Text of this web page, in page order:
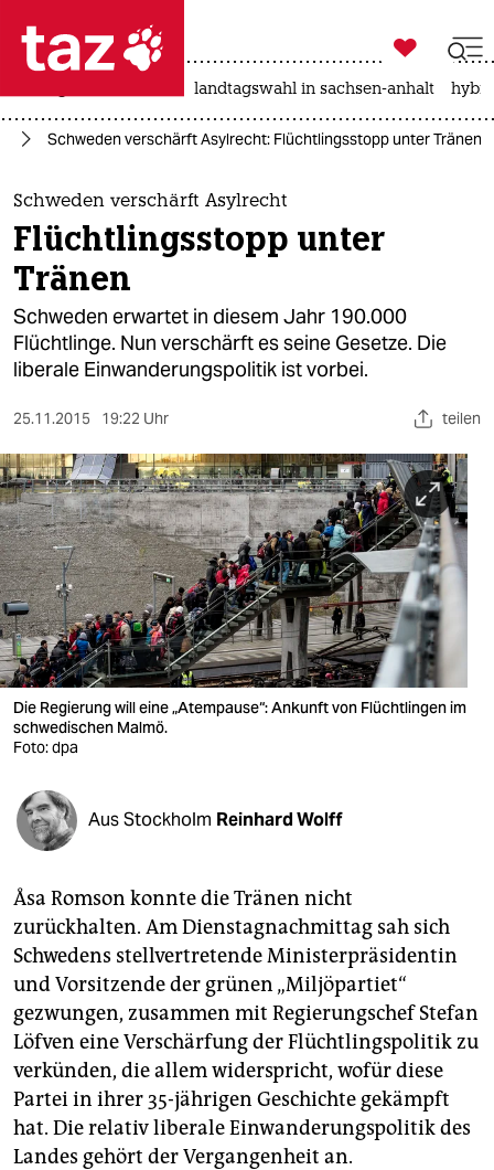
 taz zahl ich
taz zahl ich
themen
politik
öko
gesellschaft
sport
berlin
nord
wahrheit
verlag
verlag
veranstaltungen
fragen & hilfe
abo
genossenschaft
epaper login

taz zahl ich
landtagswahl in sachsen-anhalt
Schweden verschärft Asylrecht: Flüchtlingsstopp unter Tränen
Schweden verschärft Asylrecht
Flüchtlingsstopp unter
Tränen
Schweden erwartet in diesem Jahr 190.000
Flüchtlinge. Nun verschärft es seine Gesetze. Die
liberale Einwanderungspolitik ist vorbei.
25.11.2015 19:22 Uhr teilen
Die Regierung will eine „Atempause“: Ankunft von Flüchtlingen im
schwedischen Malmö.
Foto: dpa
Aus Stockholm Reinhard Wolff
Åsa Romson konnte die Tränen nicht
zurückhalten. Am Dienstagnachmittag sah sich
Schwedens stellvertretende Ministerpräsidentin
und Vorsitzende der grünen „Miljöpartiet“
gezwungen, zusammen mit Regierungschef Stefan
Löfven eine Verschärfung der Flüchtlingspolitik zu
verkünden, die allem widerspricht, wofür diese
Partei in ihrer 35-jährigen Geschichte gekämpft
hat. Die relativ liberale Einwanderungspolitik des
Landes gehört der Vergangenheit an.